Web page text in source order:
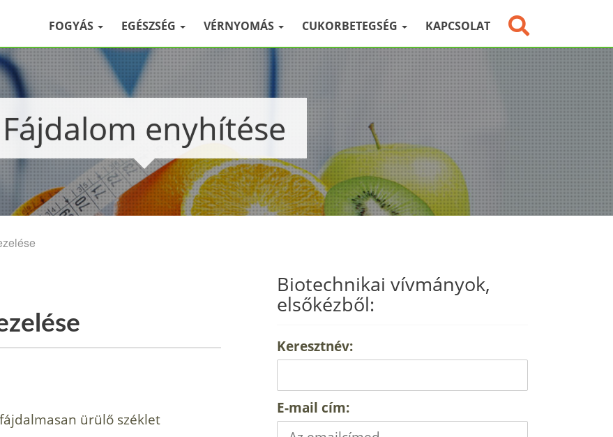
FOGYÁS EGÉSZSÉG VÉRNYOMÁS CUKORBETEGSÉG KAPCSOLAT
Fájdalom enyhítése
ürülő széklet
Biotechnikai vívmányok,
elsőkézből:
Keresztnév:
E-mail cím: